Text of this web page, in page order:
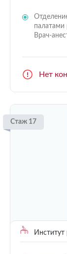
палатами
Врач-
Нет
Стаж 17
Институт